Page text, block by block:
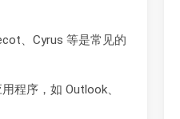
、Cyrus 等是常见的
程序，如 Outlook、